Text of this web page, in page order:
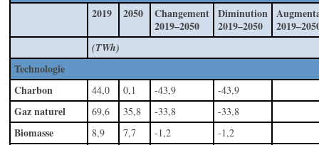
2019
2050
Changement
2019–2050
Diminution
2019–2050
(TWh)
Technologie
Charbon
44,0 0,1 -43,9 -43,9
Gaz naturel 69,6 35,8 -33,8 -33,8
Biomasse 8,9 7,7 -1,2 -1,2